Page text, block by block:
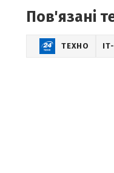
Пов'язані
ТЕХНО